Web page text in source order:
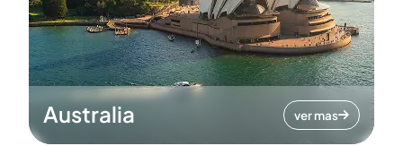
Australia ver mas